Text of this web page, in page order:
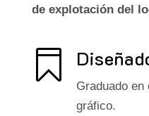
de explotación del

Graduado
gráfico.